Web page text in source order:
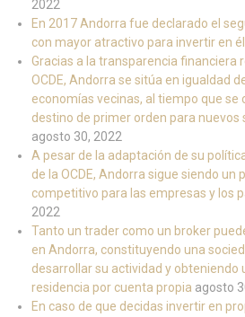
2022
En 2017 Andorra fue declarado el
con mayor atractivo para invertir en él
Gracias a la transparencia financiera
OCDE, Andorra se sitúa en igualdad
economías vecinas, al tiempo que se
destino de primer orden para nuevos
agosto 30, 2022
A pesar de la adaptación de su
de la OCDE, Andorra sigue siendo un
competitivo para las empresas y los
2022
Tanto un trader como un broker
en Andorra, constituyendo una
desarrollar su actividad y obteniendo
residencia por cuenta propia agosto
En caso de que decidas invertir en